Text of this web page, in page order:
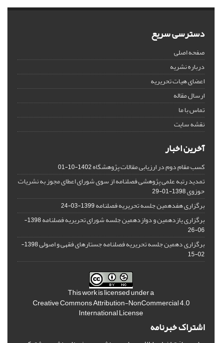
دسترسی سریع
صفحه اصلی
درباره نشریه
اعضای هیات تحریریه
ارسال مقاله
تماس با ما
نقشه سایت
آخرین اخبار
کسب مقام دوم در ارزیابی مقالات پژوهشگاه1402-10-01
تمدید رتبه علمی پژوهشی فصلنامه از سوی شورای اعطای مجوز به نشریات
حوزوی1398-01-29
برگزاری هفدهمین جلسه تحریریه فصلنامه1399-03-24
برگزاری یازدهمین و دوازدهمین جلسه شورای تحریریه فصلنامه
1398-
06-26
برگزاری دهمین جلسه تحریریه فصلنامه جستارهای فقهی و اصولی
1398-
02-15
This work is licensed under a
Creative Commons Attribution-NonCommercial 4.0
International License
اشتراک خبرنامه